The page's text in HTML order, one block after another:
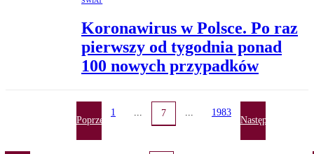
Koronawirus w Polsce. Po raz
pierwszy od tygodnia ponad
100 nowych przypadków
Poprzednia
1 7 1983
Następna